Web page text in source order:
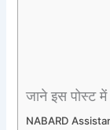
जाने इस पोस्ट में
NABARD